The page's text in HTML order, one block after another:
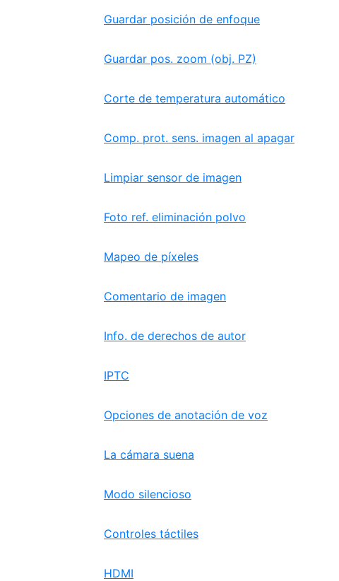
Guardar posición de enfoque
Guardar pos. zoom (obj. PZ)
Corte de temperatura automático
Comp. prot. sens. imagen al apagar
Limpiar sensor de imagen
Foto ref. eliminación polvo
Mapeo de píxeles
Comentario de imagen
Info. de derechos de autor
IPTC
Opciones de anotación de voz
La cámara suena
Modo silencioso
Controles táctiles
HDMI